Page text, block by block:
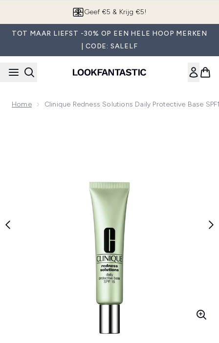
App downloaden
TOT MAAR LIEFST -30% OP EEN HELE HOOP MERKEN
| CODE: SALELF
Home Clinique Redness Solutions Daily Protective Base